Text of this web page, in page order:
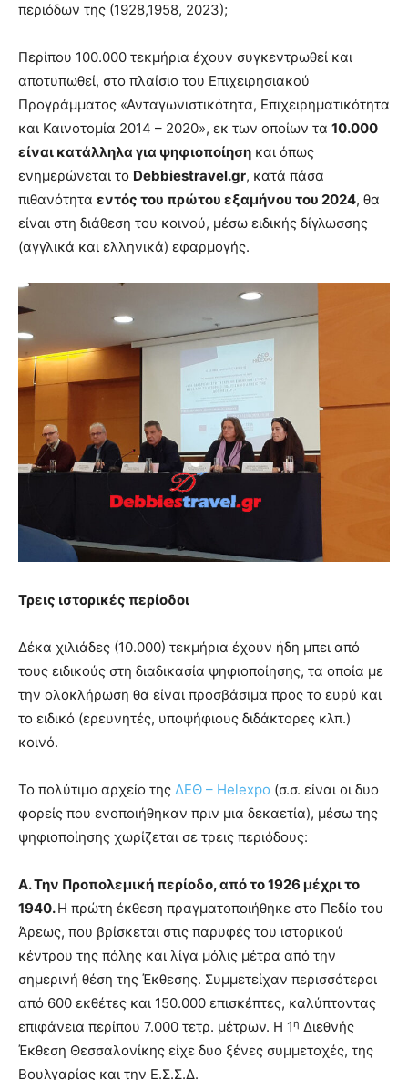
περιόδων της (1928,1958, 2023);
Περίπου 100.000 τεκμήρια έχουν συγκεντρωθεί και
αποτυπωθεί, στο πλαίσιο του Επιχειρησιακού
Προγράμματος «Ανταγωνιστικότητα, Επιχειρηματικότητα
και Καινοτομία 2014 – 2020», εκ των οποίων τα 10.000
είναι κατάλληλα για ψηφιοποίηση και όπως
ενημερώνεται το Debbiestravel.gr, κατά πάσα
πιθανότητα εντός του πρώτου εξαμήνου του 2024, θα
είναι στη διάθεση του κοινού, μέσω ειδικής δίγλωσσης
(αγγλικά και ελληνικά) εφαρμογής.
Τρεις ιστορικές περίοδοι
Δέκα χιλιάδες (10.000) τεκμήρια έχουν ήδη μπει από
τους ειδικούς στη διαδικασία ψηφιοποίησης, τα οποία με
την ολοκλήρωση θα είναι προσβάσιμα προς το ευρύ και
το ειδικό (ερευνητές, υποψήφιους διδάκτορες κλπ.)
κοινό.
Το πολύτιμο αρχείο της ΔΕΘ – Helexpo (σ.σ. είναι οι δυο
φορείς που ενοποιήθηκαν πριν μια δεκαετία), μέσω της
ψηφιοποίησης χωρίζεται σε τρεις περιόδους:
Α. Την Προπολεμική περίοδο, από το 1926 μέχρι το
1940.Η πρώτη έκθεση πραγματοποιήθηκε στο Πεδίο του
Άρεως, που βρίσκεται στις παρυφές του ιστορικού
κέντρου της πόλης και λίγα μόλις μέτρα από την
σημερινή θέση της Έκθεσης. Συμμετείχαν περισσότεροι
από 600 εκθέτες και 150.000 επισκέπτες, καλύπτοντας
επιφάνεια περίπου 7.000 τετρ. μέτρων. Η 1η Διεθνής
Έκθεση Θεσσαλονίκης είχε δυο ξένες συμμετοχές, της
Βουλγαρίας και την Ε.Σ.Σ.Δ.